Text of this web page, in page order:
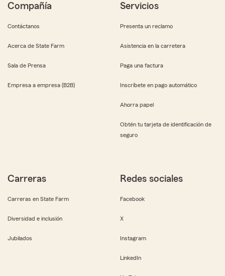
Compañía
Contáctanos
Acerca de State Farm
Sala de Prensa
Empresa a empresa (B2B)
Servicios
Presenta un reclamo
Asistencia en la carretera
Paga una factura
Inscríbete en pago automático
Ahorra papel
Obtén tu tarjeta de identificación de
seguro
Carreras
Carreras en State Farm
Diversidad e inclusión
Jubilados
Redes sociales
Facebook
X
Instagram
LinkedIn